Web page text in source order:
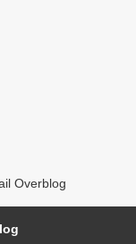
Overblog